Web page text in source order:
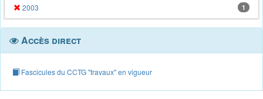
2003 1
Accès direct
Fascicules du CCTG "travaux" en vigueur